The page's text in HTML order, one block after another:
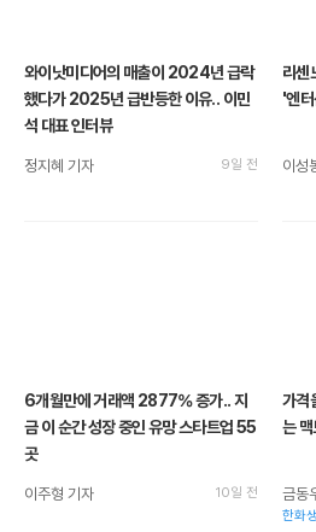
와이낫미디어의 매출이 2024년 급락
했다가 2025년 급반등한 이유.. 이민
석 대표 인터뷰
정지혜 기자 9일 전
리센
'엔
이성
6개월만에 거래액 2877% 증가.. 지
금 이 순간 성장 중인 유망 스타트업 55
곳
이주형 기자 10일 전
가격
는
금동
한화